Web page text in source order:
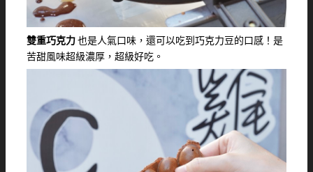
雙重巧克力也是人氣口味，還可以吃到巧克力豆的口感！是
苦甜風味超級濃厚，超級好吃。